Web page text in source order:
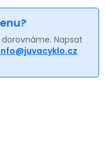
Napsat